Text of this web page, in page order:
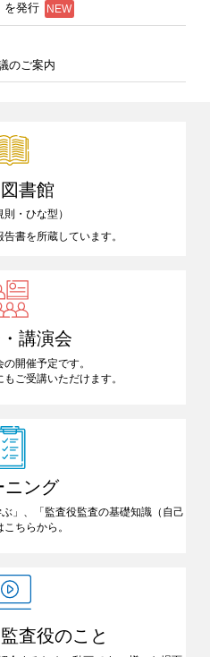
を発行
のご案内
書館
則・ひな型）
告書を所蔵しています。
講演会
開催予定です。
も ご受講いただけます。
ニング
ぶ」、「監査役監査の基礎知識 （自己
ちらから。
監査役のこと